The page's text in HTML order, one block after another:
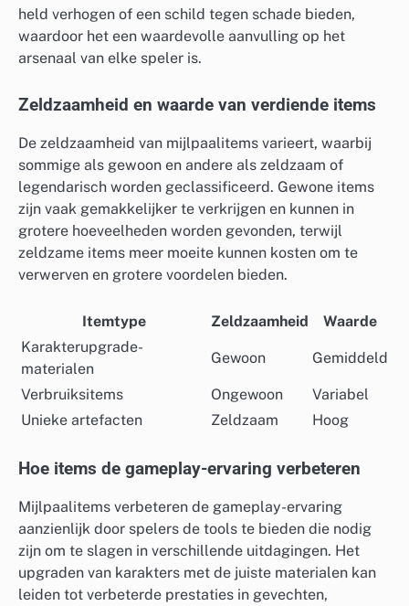
held verhogen of een schild tegen schade bieden,
waardoor het een waardevolle aanvulling op het
arsenaal van elke speler is.
Zeldzaamheid en waarde van verdiende items
De zeldzaamheid van mijlpaalitems varieert, waarbij
sommige als gewoon en andere als zeldzaam of
legendarisch worden geclassificeerd. Gewone items
zijn vaak gemakkelijker te verkrijgen en kunnen in
grotere hoeveelheden worden gevonden, terwijl
zeldzame items meer moeite kunnen kosten om te
verwerven en grotere voordelen bieden.
Itemtype Zeldzaamheid
Waarde
Karakterupgrade-
materialen
Gewoon Gemiddeld
Verbruiksitems Ongewoon
Variabel
Unieke artefacten
Zeldzaam Hoog
Hoe items de gameplay-ervaring verbeteren
Mijlpaalitems verbeteren de gameplay-ervaring
aanzienlijk door spelers de tools te bieden die nodig
zijn om te slagen in verschillende uitdagingen. Het
upgraden van karakters met de juiste materialen kan
leiden tot verbeterde prestaties in gevechten,